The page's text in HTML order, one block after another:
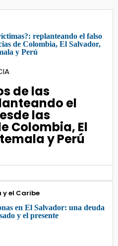
de las
el
las
Colombia, El
y Perú
y el Caribe